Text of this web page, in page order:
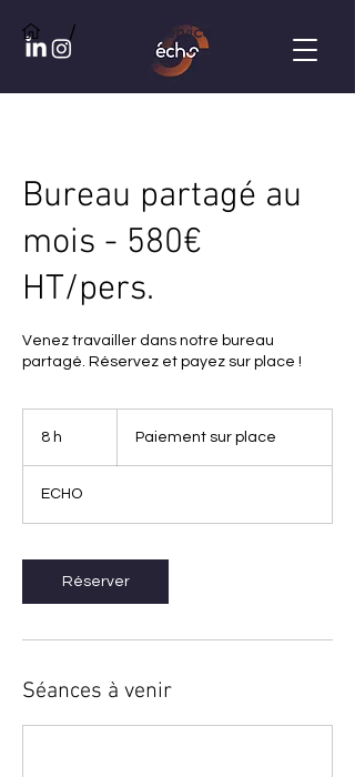
/ Page de service
Bureau partagé au
mois - 580€
HT/pers.
Venez travailler dans notre bureau
partagé. Réservez et payez sur place !
8 h
placePaiement sur place
ECHO
Réserver
Séances à venir